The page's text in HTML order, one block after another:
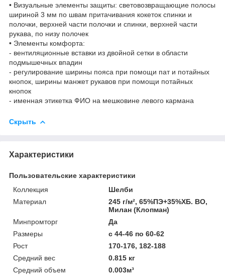
• Визуальные элементы защиты: световозвращающие полосы
шириной 3 мм по швам притачивания кокеток спинки и
полочки, верхней части полочки и спинки, верхней части
рукава, по низу полочек
• Элементы комфорта:
- вентиляционные вставки из двойной сетки в области
подмышечных впадин
- регулирование ширины пояса при помощи пат и потайных
кнопок, ширины манжет рукавов при помощи потайных
кнопок
- именная этикетка ФИО на мешковине левого кармана
Скрыть
Характеристики
Пользовательские характеристики
Коллекция
Шелби
Материал
245 г/м², 65%ПЭ+35%ХБ. ВО,
Милан (Клопман)
Минпромторг
Да
Размеры
с 44-46 по 60-62
Рост
170-176, 182-188
Средний вес
0.815 кг
Средний объем
0.003м³